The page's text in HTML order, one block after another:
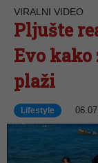
VIRALNI VIDEO
Pljušte
Evo kako
plaži
Lifestyle